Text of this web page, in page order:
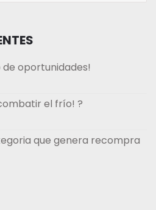
de oportunidades!
el frío! ?
que genera recompra